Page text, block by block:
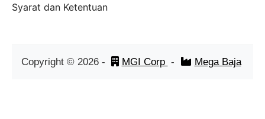
Syarat dan Ketentuan
Copyright © 2026- MGI Corp - Mega Baja